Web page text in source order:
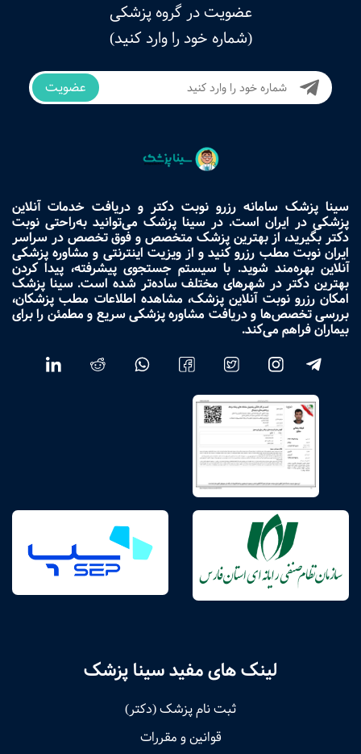
عضویت در گروه پزشکی
(شماره خود را وارد کنید)
عضویت
سینا پزشک سامانه رزرو نوبت دکتر و دریافت خدمات آنلاین
پزشکی در ایران است. در سینا پزشک می‌توانید به‌راحتی نوبت
دکتر بگیرید، از بهترین پزشک متخصص و فوق تخصص در سراسر
ایران نوبت مطب رزرو کنید و از ویزیت اینترنتی و مشاوره پزشکی
آنلاین بهره‌مند شوید. با سیستم جستجوی پیشرفته، پیدا کردن
بهترین دکتر در شهرهای مختلف ساده‌تر شده است. سینا پزشک
امکان رزرو نوبت آنلاین پزشک، مشاهده اطلاعات مطب پزشکان،
بررسی تخصص‌ها و دریافت مشاوره پزشکی سریع و مطمئن را برای
بیماران فراهم می‌کند.
لینک های مفید سینا پزشک
ثبت نام پزشک (دکتر)
قوانین و مقررات